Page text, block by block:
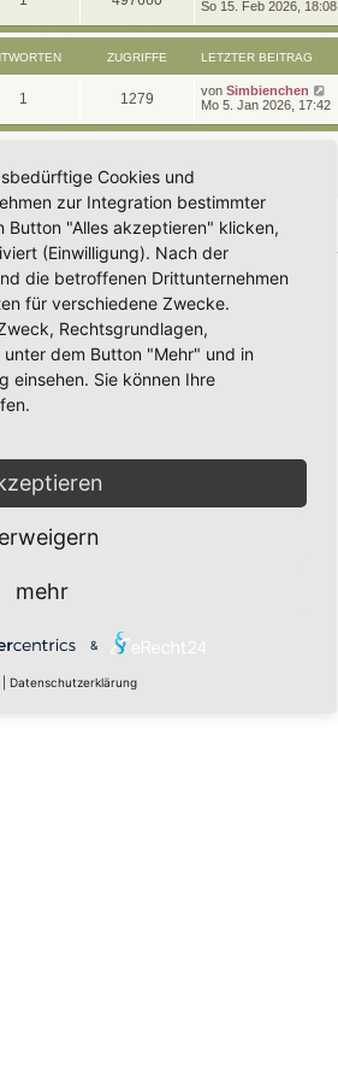
w
o
r
t
n
r
i
f
e
r
B
e
r
a
g
n
t
o
t
e
n
u
g
i
e
e
z
e
r
B
e
t
So 15. Feb 2026, 18:08
ZUGRIFFE LETZTER BEITRAG
1
n
o
r
t
n
1279
u
i
f
L
e
z
e
t
r
a
g
von Simbienchen
Mo 5. Jan 2026, 17:42
Cookies und
zur Integration bestimmter
Button "Alles akzeptieren" klicken,
(Einwilligung). Nach der
die betroffenen Drittunternehmen
für verschiedene Zwecke.
Rechtsgrundlagen,
dem Button "Mehr" und in
einsehen. Sie können Ihre
mehr
&
Datenschutzerklärung